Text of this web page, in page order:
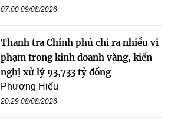
07:00 09/08/2026
Thanh tra Chính phủ chỉ ra nhiều vi
phạm trong kinh doanh vàng, kiến
nghị xử lý 93,733 tỷ đồng
Phương Hiếu
20:29 08/08/2026